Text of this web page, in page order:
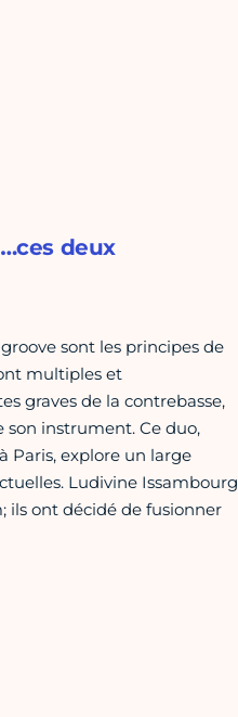
deux
sont les principes de
multiples et
graves de la contrebasse,
son instrument. Ce duo,
Paris, explore un large
Ludivine Issambourg
ils ont décidé de fusionner